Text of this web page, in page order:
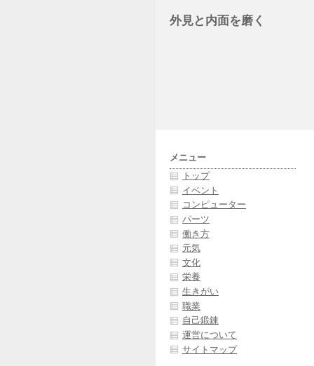
外見と内面を磨く
メニュー
トップ
イベント
コンピューター
パーツ
働き方
元気
文化
栄養
生きがい
職業
自己鍛錬
運営について
サイトマップ